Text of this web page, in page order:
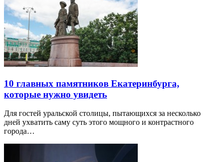
10 главных памятников Екатеринбурга,
которые нужно увидеть
Для гостей уральской столицы, пытающихся за несколько
дней ухватить саму суть этого мощного и контрастного
города…